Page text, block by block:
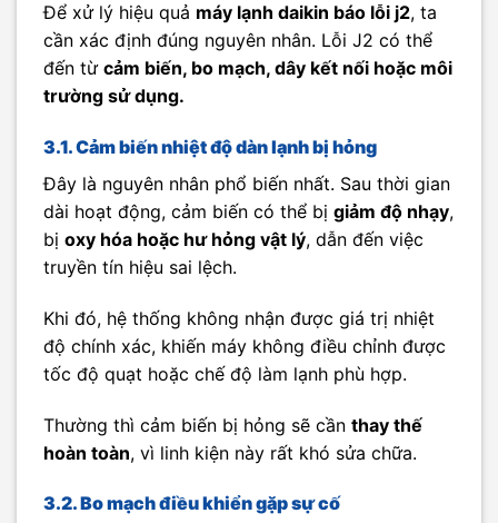
Để xử lý hiệu quả máy lạnh daikin báo lỗi j2, ta
cần xác định đúng nguyên nhân. Lỗi J2 có thể
đến từ cảm biến, bo mạch, dây kết nối hoặc môi
trường sử dụng.
3.1. Cảm biến nhiệt độ dàn lạnh bị hỏng
Đây là nguyên nhân phổ biến nhất. Sau thời gian
dài hoạt động, cảm biến có thể bị giảm độ nhạy,
bị oxy hóa hoặc hư hỏng vật lý, dẫn đến việc
truyền tín hiệu sai lệch.
Khi đó, hệ thống không nhận được giá trị nhiệt
độ chính xác, khiến máy không điều chỉnh được
tốc độ quạt hoặc chế độ làm lạnh phù hợp.
Thường thì cảm biến bị hỏng sẽ cần thay thế
hoàn toàn, vì linh kiện này rất khó sửa chữa.
3.2. Bo mạch điều khiển gặp sự cố